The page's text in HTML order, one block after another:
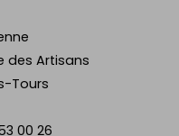
des Artisans
Tours
00 26